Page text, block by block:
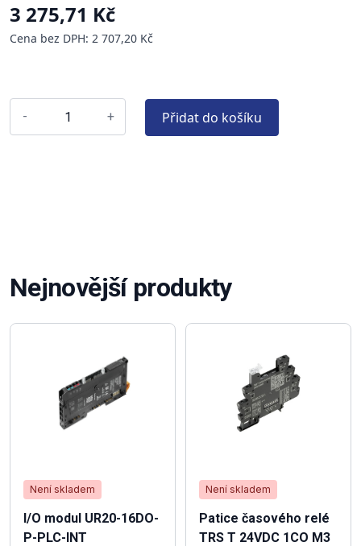
3 275,71 Kč
Cena bez DPH: 2 707,20 Kč
- + Přidat do košíku
Nejnovější produkty
Není skladem
I/O modul UR20-16DO-
P-PLC-INT
Není skladem
Patice časového relé
TRS T 24VDC 1CO M3